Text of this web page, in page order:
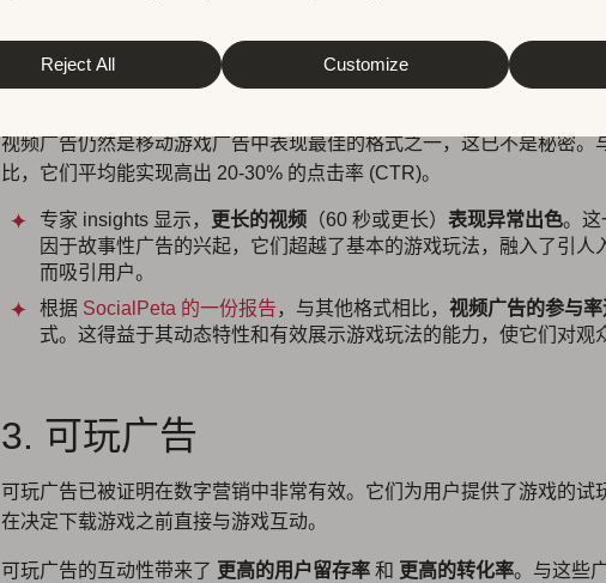
Reject All Customize
2. 视频广告
视频广告仍然是移动游戏广告中表现最佳的格式之一，这已不是秘密。
比，它们平均能实现高出 20-30% 的点击率 (CTR)。
专家 insights 显示， 更长的视频 （60 秒或更长） 表现异常出色。这
因于故事性广告的兴起，它们超越了基本的游戏玩法，融入了引人
而吸引用户。
根据 SocialPeta 的一份报告 ，与其他格式相比， 视频广告的参与
式。这得益于其动态特性和有效展示游戏玩法的能力，使它们对观
3. 可玩广告
可玩广告已被证明在数字营销中非常有效。它们为用户提供了游戏的试
在决定下载游戏之前直接与游戏互动。
可玩广告的互动性带来了 更高的用户留存率 和 更高的转化率。与这些